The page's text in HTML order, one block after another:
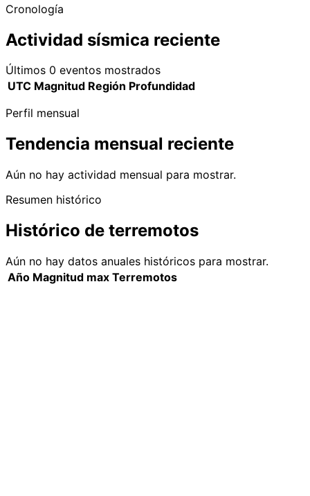
Cronología
Actividad sísmica reciente
Últimos 0 eventos mostrados
UTC Magnitud Región Profundidad
Perfil mensual
Tendencia mensual reciente
Aún no hay actividad mensual para mostrar.
Resumen histórico
Histórico de terremotos
Aún no hay datos anuales históricos para mostrar.
Año Magnitud max Terremotos